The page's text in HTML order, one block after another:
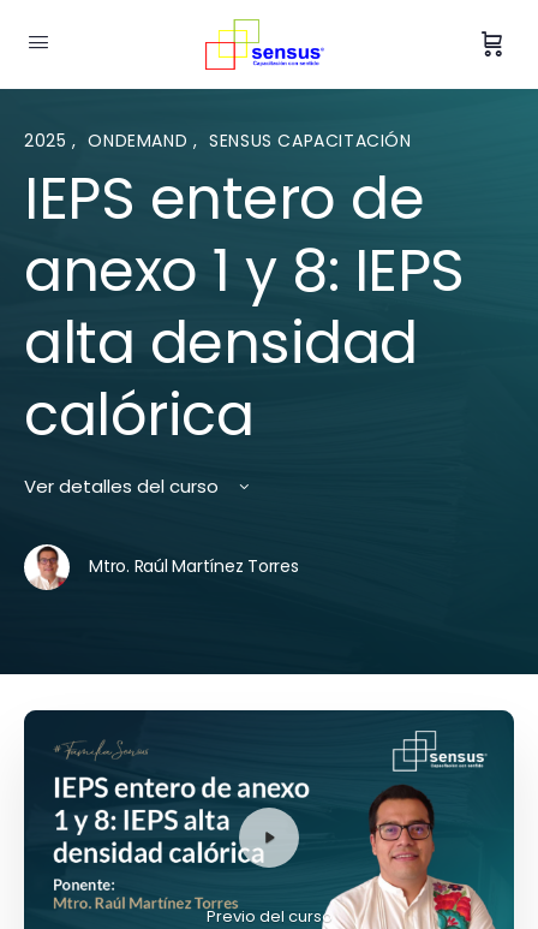
2025, ONDEMAND , SENSUS CAPACITACIÓN
IEPS entero de
anexo 1 y 8: IEPS
alta densidad
calórica
Ver detalles del curso
Mtro. Raúl Martínez Torres
Previo del curso